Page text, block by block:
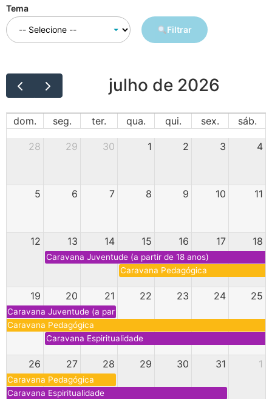
Tema
Filtrar
julho de 2026
dom. seg. ter. qua. qui. sex. sáb.
28 29 30 1 2 3 4
5 6 7 8 9 10 11
12 13
Caravana Juventude (a partir de 18 anos)
14 15
Caravana Pedagógica
16 17 18
19
Caravana Juventude (a partir de 18 anos)
Caravana Pedagógica
20
Caravana Espiritualidade
21 22 23 24 25
26
Caravana Pedagógica
Caravana Espiritualidade
27 28 29 30 31 1